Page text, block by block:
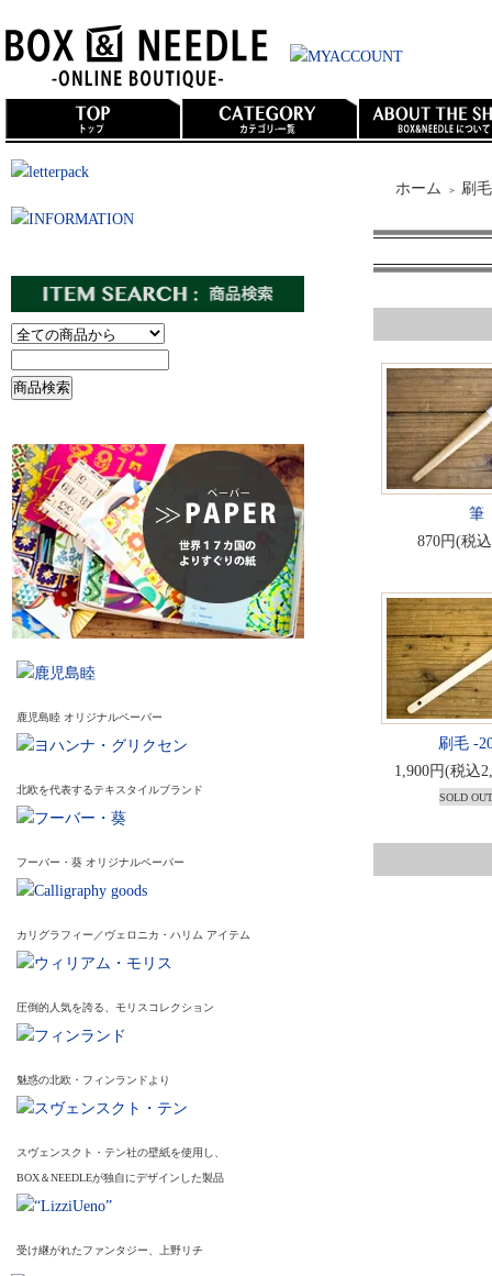
鹿児島睦 オリジナルペーパー
北欧を代表するテキスタイルブランド
フーバー・葵 オリジナルペーパー
カリグラフィー／ヴェロニカ・ハリム アイテム
圧倒的人気を誇る、モリスコレクション
魅惑の北欧・フィンランドより
スヴェンスクト・テン社の壁紙を使用し、
BOX＆NEEDLEが独自にデザインした製品
受け継がれたファンタジー、上野リチ
ホーム ＞ 刷
筆
870円(税
刷毛 -
1,900円(税込
SOLD OUT